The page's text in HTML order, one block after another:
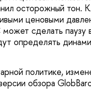
осторожный
ценовыми
сделать паузу
определять
политике,
обзора